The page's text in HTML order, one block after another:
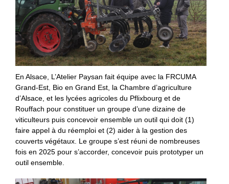
En Alsace, L’Atelier Paysan fait équipe avec la FRCUMA
Grand-Est, Bio en Grand Est, la Chambre d’agriculture
d’Alsace, et les lycées agricoles du Pflixbourg et de
Rouffach pour constituer un groupe d’une dizaine de
viticulteurs puis concevoir ensemble un outil qui doit (1)
faire appel à du réemploi et (2) aider à la gestion des
couverts végétaux. Le groupe s’est réuni de nombreuses
fois en 2025 pour s’accorder, concevoir puis prototyper un
outil ensemble.